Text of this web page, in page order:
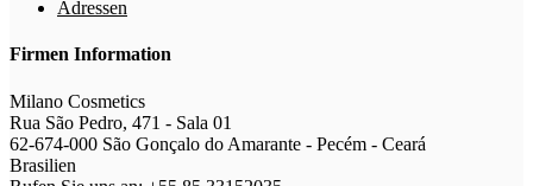
Adressen
Firmen Information
Milano Cosmetics
Rua São Pedro, 471 - Sala 01
62-674-000 São Gonçalo do Amarante - Pecém - Ceará
Brasilien